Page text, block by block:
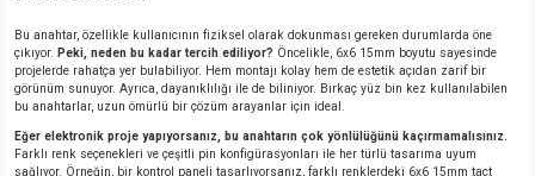
Bu anahtar, özellikle kullanıcının fiziksel olarak dokunması gereken durumlarda öne
çıkıyor.
Peki, neden bu kadar tercih ediliyor? Öncelikle, 6x6 15mm boyutu sayesinde
projelerde rahatça yer bulabiliyor. Hem montajı kolay hem de estetik açıdan zarif bir
görünüm sunuyor. Ayrıca, dayanıklılığı ile de biliniyor. Birkaç yüz bin kez kullanılabilen
bu anahtarlar, uzun ömürlü bir çözüm arayanlar için ideal.
Eğer elektronik proje yapıyorsanız, bu anahtarın çok yönlülüğünü kaçırmamalısınız.
Farklı renk seçenekleri ve çeşitli pin konfigürasyonları ile her türlü tasarıma uyum
sağlıyor. Örneğin, bir kontrol paneli tasarlıyorsanız, farklı renklerdeki 6x6 15mm tact